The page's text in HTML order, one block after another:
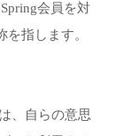
会員を対
指します。
、自らの意思